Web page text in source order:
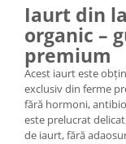
Iaurt din
organic –
premium
Acest iaurt este
exclusiv din ferme
fără hormoni,
este prelucrat
de iaurt, fără